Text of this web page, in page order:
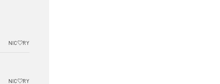
NIC♡RY
NIC♡RY